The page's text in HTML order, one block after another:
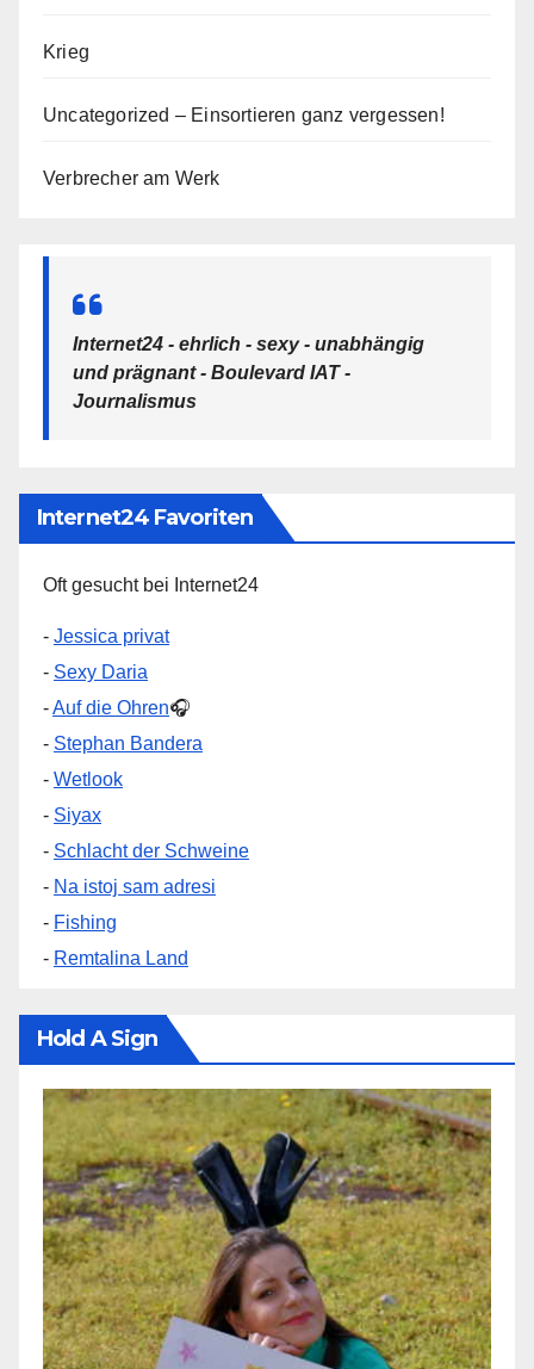
Krieg
Uncategorized – Einsortieren ganz vergessen!
Verbrecher am Werk
Internet24 - ehrlich - sexy - unabhängig
und prägnant - Boulevard IAT -
Journalismus
Internet24 Favoriten
Oft gesucht bei Internet24
- Jessica privat
- Sexy Daria
-Auf die Ohren🎧
- Stephan Bandera
- Wetlook
- Siyax
- Schlacht der Schweine
- Na istoj sam adresi
- Fishing
- Remtalina Land
Hold A Sign